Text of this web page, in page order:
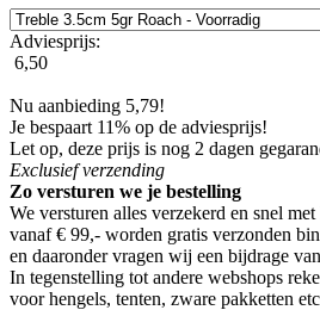
Adviesprijs:
6,50
Nu aanbieding 5,79!
Je bespaart 11% op de adviesprijs!
Let op, deze prijs is nog 2 dagen
Exclusiefverzending
Zo versturen we je bestelling
We versturen alles verzekerd en snel
vanaf € 99,- worden gratis verzonden
en daaronder vragen wij een bijdrage
In tegenstelling tot andere webshops
voor hengels, tenten, zware pakketten